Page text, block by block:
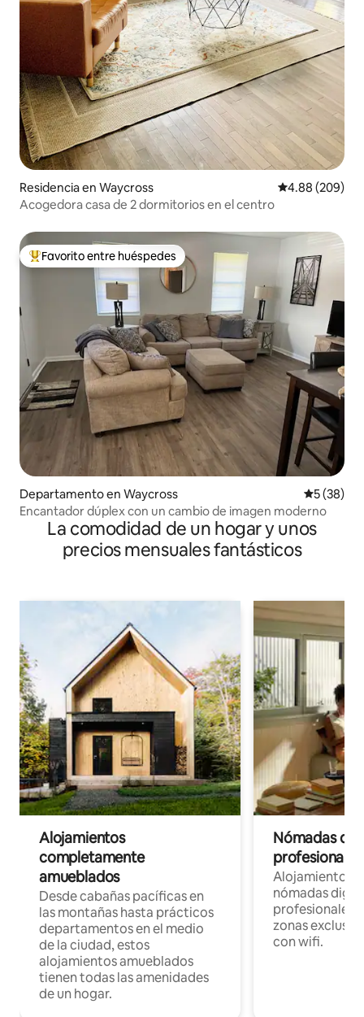
Residencia en Waycross Calificación
4.88 (209)
Acogedora casa de 2 dormitorios en el centro
De los mejores en Favorito entre huéspedes
Favorito entre huéspedes
Departamento en Waycross
5 (38)
Encantador dúplex con un cambio de imagen moderno
La comodidad de un hogar y unos
precios mensuales fantásticos
Alojamientos
completamente
amueblados
Desde cabañas pacíficas en
las montañas hasta prácticos
departamentos en el medio
de la ciudad, estos
alojamientos amueblados
tienen todas las amenidades
de un hogar.
Nómadas
Alojamientos
nómadas
profesionales
zonas
con wifi.